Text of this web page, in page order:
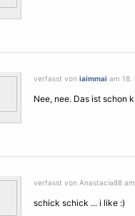
verfasst von iaimmai am 18.
Nee, nee. Das ist schon
verfasst von Anastacia88
schick schick ... i like :)